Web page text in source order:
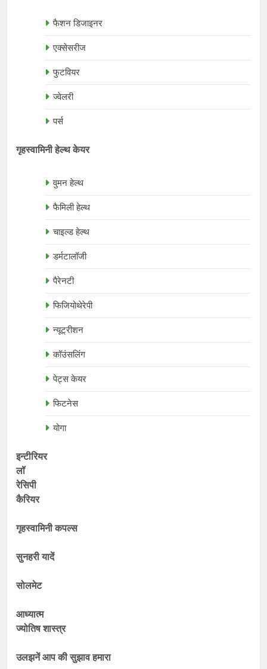
फैशन डिजाइनर
एक्सेसरीज
फुटवियर
ज्वेलरी
पर्स
गृहस्वामिनी हेल्थ केयर
वुमन हेल्थ
फैमिली हेल्थ
चाइल्ड हेल्थ
डर्मटालॉजी
पैरेनटी
फिजियोथेरेपी
न्यूट्रीशन
कॉउंसलिंग
पेट्स केयर
फिटनेस
योगा
इन्टीरियर
लॉ
रेसिपी
कैरियर
गृहस्वामिनी कपल्स
सुनहरी यादें
सोलमेट
आध्यात्म
ज्योतिष शास्त्र
उलझनें आप की सुझाव हमारा